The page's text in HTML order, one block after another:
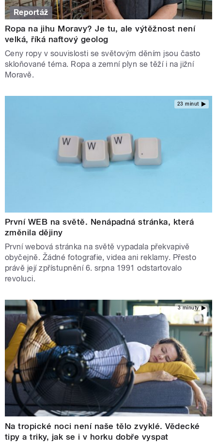
Reportáž
Ropa na jihu Moravy? Je tu, ale výtěžnost není
velká, říká naftový geolog
Ceny ropy v souvislosti se světovým děním jsou často
skloňované téma. Ropa a zemní plyn se těží i na jižní
Moravě.
23 minut
První WEB na světě. Nenápadná stránka, která
změnila dějiny
První webová stránka na světě vypadala překvapivě
obyčejně. Žádné fotografie, videa ani reklamy. Přesto
právě její zpřístupnění 6. srpna 1991 odstartovalo
revoluci.
3 minuty
Na tropické noci není naše tělo zvyklé. Vědecké
tipy a triky, jak se i v horku dobře vyspat